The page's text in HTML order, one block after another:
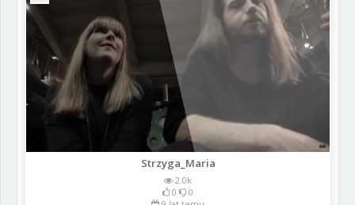
Strzyga_Maria
2.0k
0
0